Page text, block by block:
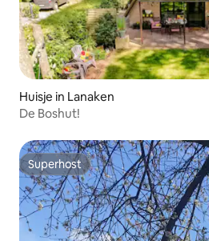
Huisje in Lanaken
De Boshut!
Superhost
Superhost